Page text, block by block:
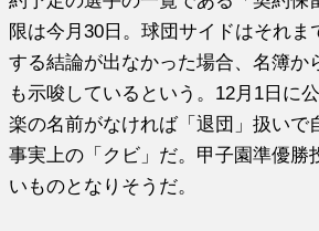
限は今月30日。球団サイドはそれま
する結論が出なかった場合、名簿か
も示唆しているという。12月1日に
楽の名前がなければ「退団」扱いで
事実上の「クビ」だ。甲子園準優勝
いものとなりそうだ。